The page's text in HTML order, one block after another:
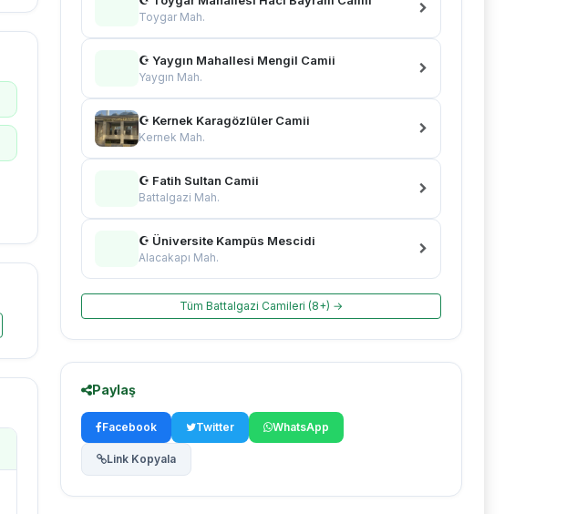
Toygar Mah.
☪ Yaygın Mahallesi Mengil Camii
Yaygın Mah.
☪ Kernek Karagözlüler Camii
Kernek Mah.
☪ Fatih Sultan Camii
Battalgazi Mah.
☪ Üniversite Kampüs Mescidi
Alacakapı Mah.
Tüm Battalgazi Camileri (8+) →
Paylaş
Facebook Twitter WhatsApp
Link Kopyala